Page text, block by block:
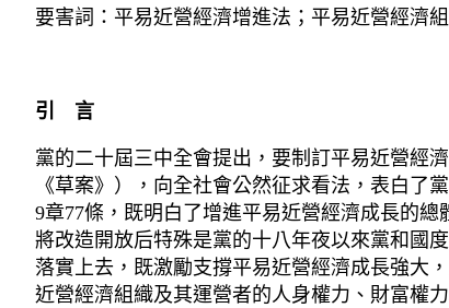
要害詞：平易近營經濟增進法；平易近營經濟
引 言
黨的二十屆三中全會提出，要制訂平易近營經
《草案》），向全社會公然征求看法，表白
9章77條，既明白了增進平易近營經濟成長的
將改造開放后特殊是黨的十八年夜以來黨和國
落實上去，既激勵支撐平易近營經濟成長強大
近營經濟組織及其運營者的人身權力、財富權